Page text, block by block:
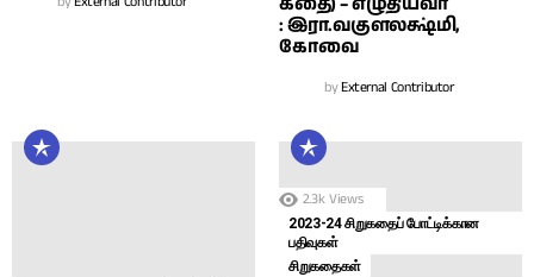
: இரா.வகுளலக்ஷ்மி,
கோவை
byExternal Contributor
2.3k Views
2023-24 சிறுகதைப் போட்டிக்கான
பதிவுகள்
சிறுகதைகள்